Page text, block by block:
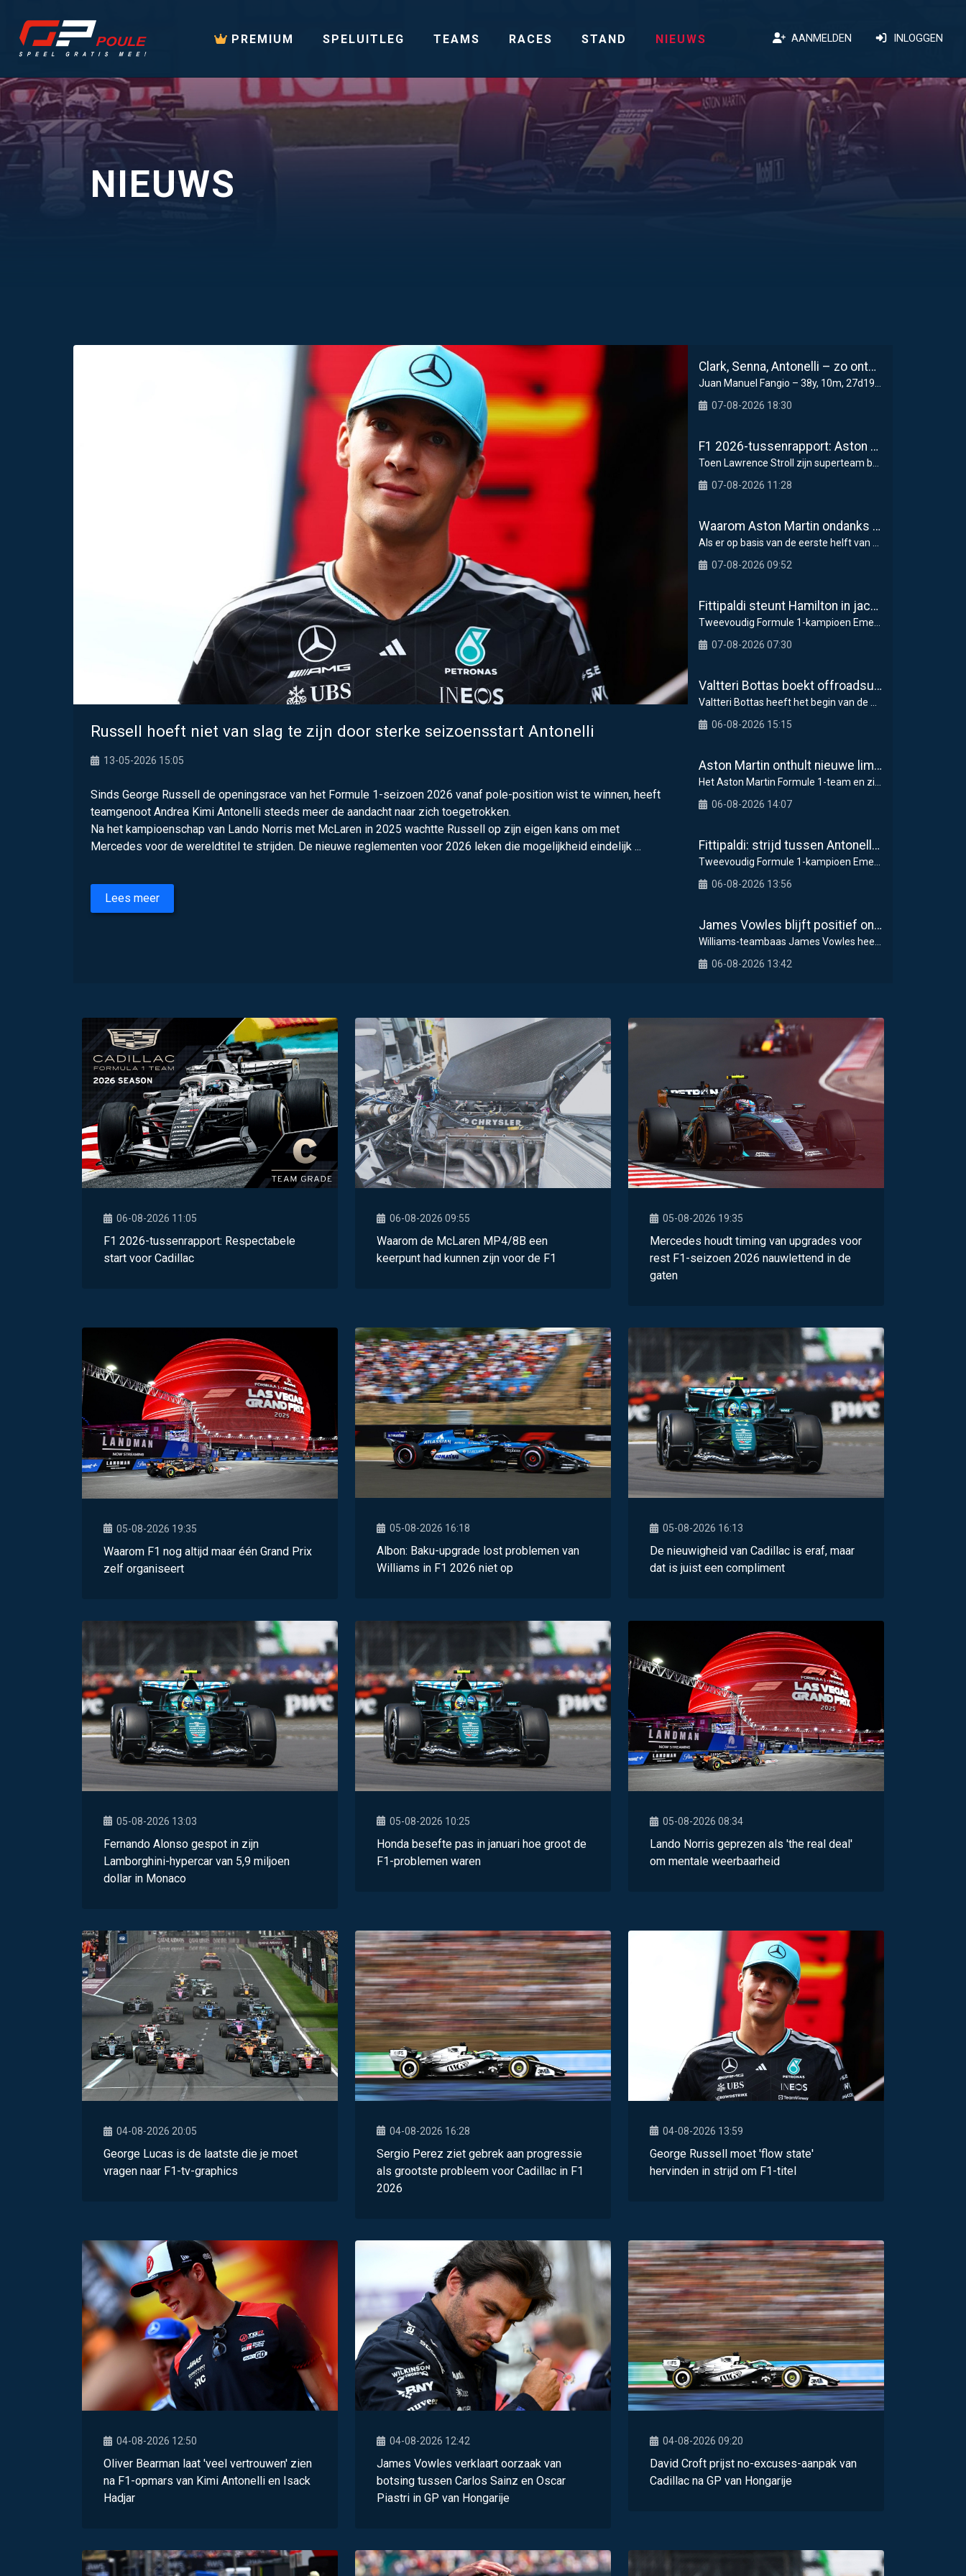
PREMIUM SPELUITLEG TEAMS RACES STAND NIEUWS AANMELDEN INLOGGEN
NIEUWS
Russell hoeft niet van slag te zijn door sterke seizoensstart Antonelli
13-05-2026 15:05
Sinds George Russell de openingsrace van het Formule 1-seizoen 2026 vanaf pole-position wist te winnen, heeft
teamgenoot Andrea Kimi Antonelli steeds meer de aandacht naar zich toegetrokken.
Na het kampioenschap van Lando Norris met McLaren in 2025 wachtte Russell op zijn eigen kans om met
Mercedes voor de wereldtitel te strijden. De nieuwe reglementen voor 2026 leken die mogelijkheid eindelijk ...
Lees meer
Clark, Senna, Antonelli – zo ontwikkelde het leeftijdsrecord voor de grand chelem
07-08-2026 18:30
F1 2026-tussenrapport: Aston Martin zoekt eerherstel na dramatische start
07-08-2026 11:28
Waarom Aston Martin ondanks alles aantrekkelijk blijft op de F1-rijdersmarkt
07-08-2026 09:52
Fittipaldi steunt Hamilton in jacht op F1-titel met Ferrari
07-08-2026 07:30
Valtteri Bottas boekt offroadsucces op de fiets tijdens F1-zomerstop
06-08-2026 15:15
Aston Martin onthult nieuwe limited-edition Glenfiddich-whisky
06-08-2026 14:07
Fittipaldi: strijd tussen Antonelli en Russell is goed voor F1
06-08-2026 13:56
James Vowles blijft positief ondanks moeizame start Williams 2026
06-08-2026 13:42
06-08-2026 11:05
F1 2026-tussenrapport: Respectabele
start voor Cadillac
06-08-2026 09:55
Waarom de McLaren MP4/8B een
keerpunt had kunnen zijn voor de F1
05-08-2026 19:35
Mercedes houdt timing van upgrades voor
rest F1-seizoen 2026 nauwlettend in de
gaten
05-08-2026 19:35
Waarom F1 nog altijd maar één Grand Prix
zelf organiseert
05-08-2026 16:18
Albon: Baku-upgrade lost problemen van
Williams in F1 2026 niet op
05-08-2026 16:13
De nieuwigheid van Cadillac is eraf, maar
dat is juist een compliment
05-08-2026 13:03
Fernando Alonso gespot in zijn
Lamborghini-hypercar van 5,9 miljoen
dollar in Monaco
05-08-2026 10:25
Honda besefte pas in januari hoe groot de
F1-problemen waren
05-08-2026 08:34
Lando Norris geprezen als 'the real deal'
om mentale weerbaarheid
04-08-2026 20:05
George Lucas is de laatste die je moet
vragen naar F1-tv-graphics
04-08-2026 16:28
Sergio Perez ziet gebrek aan progressie
als grootste probleem voor Cadillac in F1
2026
04-08-2026 13:59
George Russell moet 'flow state'
hervinden in strijd om F1-titel
04-08-2026 12:50
Oliver Bearman laat 'veel vertrouwen' zien
na F1-opmars van Kimi Antonelli en Isack
Hadjar
04-08-2026 12:42
James Vowles verklaart oorzaak van
botsing tussen Carlos Sainz en Oscar
Piastri in GP van Hongarije
04-08-2026 09:20
David Croft prijst no-excuses-aanpak van
Cadillac na GP van Hongarije